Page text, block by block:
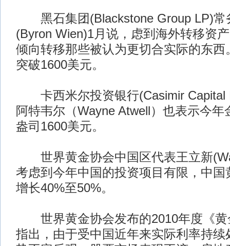
黑石集团(Blackstone Group LP)常
(Byron Wien)1月说，虑到海外转移资
倾向转移那些被认为更切合实际的东西
突破1600美元。
卡西米尔投资银行(Casimir Capital
阿特韦尔（Wayne Atwell）也表示今年
盎司1600美元。
世界黄金协会中国区代表王立新
考虑到今年中国的投资项目有限，中国
增长40%至50%。
世界黄金协会发布的2010年度《黄
指出，由于受中国近年来实际利率持续